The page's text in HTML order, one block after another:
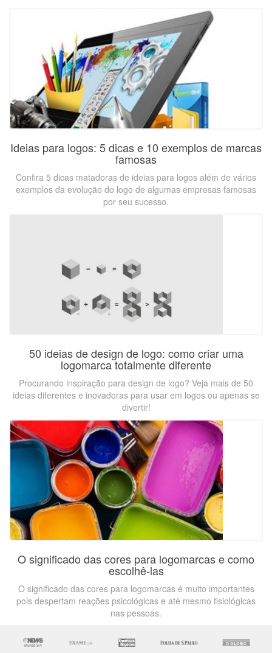
Ideias para logos: 5 dicas e 10 exemplos de marcas
famosas
Confira 5 dicas matadoras de ideias para logos além de vários
exemplos da evolução do logo de algumas empresas famosas
por seu sucesso.
50 ideias de design de logo: como criar uma
logomarca totalmente diferente
Procurando inspiração para design de logo? Veja mais de 50
ideias diferentes e inovadoras para usar em logos ou apenas se
divertir!
O significado das cores para logomarcas e como
escolhê-las
O significado das cores para logomarcas é muito importantes
pois despertam reações psicológicas e até mesmo fisiológicas
nas pessoas.